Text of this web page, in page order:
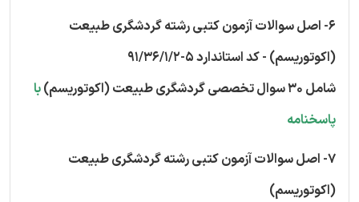
6- اصل سوالات آزمون کتبی رشته گردشگری طبیعت
(اکوتوریسم) - کد استاندارد 5-91/36/1/2
شامل 30 سوال تخصصی گردشگری طبیعت (اکوتوریسم)
با
پاسخنامه
7- اصل سوالات آزمون کتبی رشته گردشگری طبیعت
(اکوتوریسم)